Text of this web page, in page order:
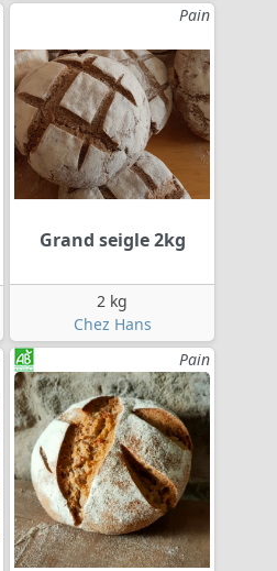
Pain
Grand seigle 2kg
2 kg
Chez Hans
Pain